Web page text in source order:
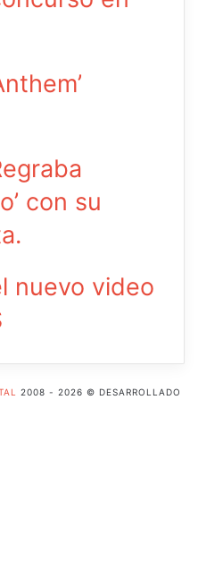
con su
nuevo video
2008 - 2026 © DESARROLLADO